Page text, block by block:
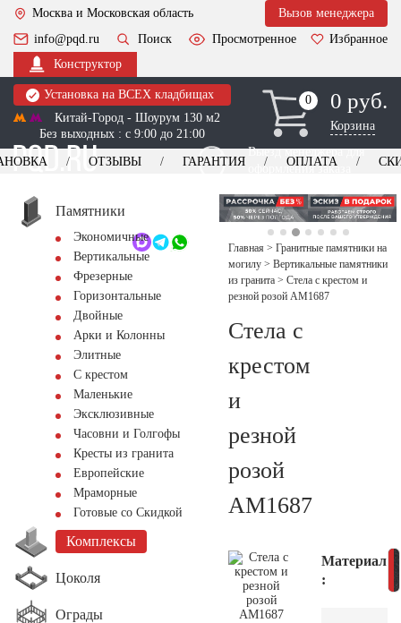
Москва и Московская область
Вызов менеджера
info@pqd.ru
Поиск Просмотренное
Избранное
Конструктор
Установка на ВСЕХ кладбищах
Китай-Город - Шоурум 130 м2
Без выходных : с 9:00 до 21:00
0
0 0 руб.
Корзина
Выезд менеджера для
оформления заказа
+7 (495) 518-44-23
Обратный звонок
ОТЗЫВЫ ГАРАНТИЯ ОПЛАТА
Памятники
Экономичные
Вертикальные
Фрезерные
Горизонтальные
Двойные
Арки и Колонны
Элитные
С крестом
Маленькие
Эксклюзивные
Часовни и Голгофы
Кресты из гранита
Европейские
Мраморные
Готовые со Скидкой
Комплексы
Цоколя
Ограды
Главная > Гранитные памятники на
могилу > Вертикальные памятники
из гранита > Стела с крестом и
резной розой AM1687
Стела с
крестом
и
резной
розой
AM1687
Материал
: